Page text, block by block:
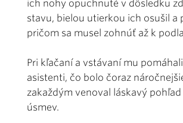
ich nohy opuchnuté v dôsledku
stavu, bielou utierkou ich osušil a
pričom sa musel zohnúť až k
Pri kľačaní a vstávaní mu
asistenti, čo bolo čoraz
zakaždým venoval láskavý
úsmev.